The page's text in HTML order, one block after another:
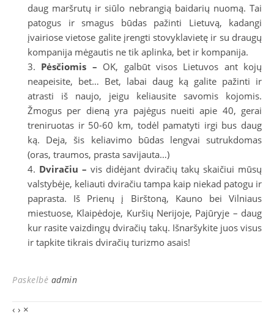
daug maršrutų ir siūlo nebrangią baidarių nuomą. Tai
patogus ir smagus būdas pažinti Lietuvą, kadangi
įvairiose vietose galite įrengti stovyklavietę ir su draugų
kompanija mėgautis ne tik aplinka, bet ir kompanija.
Pėsčiomis – OK, galbūt visos Lietuvos ant kojų
neapeisite, bet… Bet, labai daug ką galite pažinti ir
atrasti iš naujo, jeigu keliausite savomis kojomis.
Žmogus per dieną yra pajėgus nueiti apie 40, gerai
treniruotas ir 50-60 km, todėl pamatyti irgi bus daug
ką. Deja, šis keliavimo būdas lengvai sutrukdomas
(oras, traumos, prasta savijauta…)
Dviračiu – vis didėjant dviračių takų skaičiui mūsų
valstybėje, keliauti dviračiu tampa kaip niekad patogu ir
paprasta. Iš Prienų į Birštoną, Kauno bei Vilniaus
miestuose, Klaipėdoje, Kuršių Nerijoje, Pajūryje – daug
kur rasite vaizdingų dviračių takų. Išnaršykite juos visus
ir tapkite tikrais dviračių turizmo asais!
Paskelbė admin
‹ › ×